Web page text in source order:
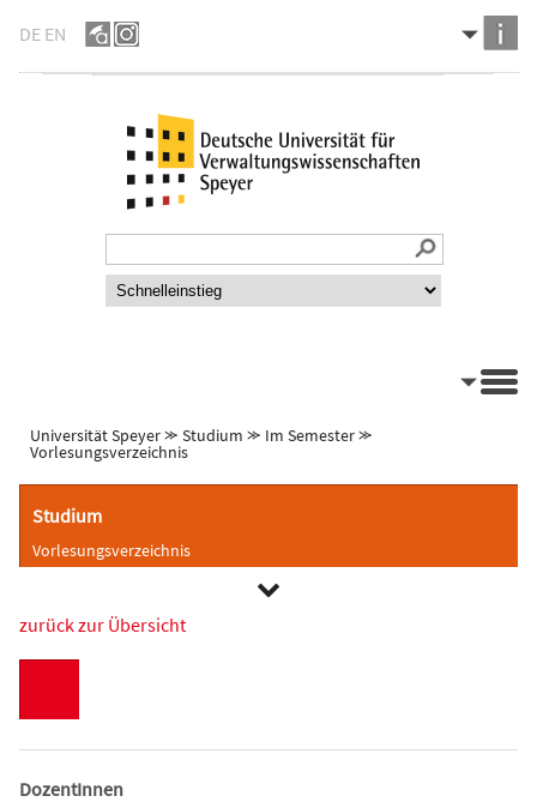
DE EN
Universität Speyer⪼ Studium ⪼ Im Semester⪼
Vorlesungsverzeichnis
Studium
Vorlesungsverzeichnis
zurück zur Übersicht
DozentInnen